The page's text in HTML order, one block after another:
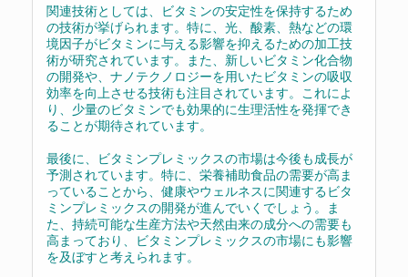
関連技術としては、ビタミンの安定性を保持するため
の技術が挙げられます。特に、光、酸素、熱などの環
境因子がビタミンに与える影響を抑えるための加工技
術が研究されています。また、新しいビタミン化合物
の開発や、ナノテクノロジーを用いたビタミンの吸収
効率を向上させる技術も注目されています。これによ
り、少量のビタミンでも効果的に生理活性を発揮でき
ることが期待されています。
最後に、ビタミンプレミックスの市場は今後も成長が
予測されています。特に、栄養補助食品の需要が高ま
っていることから、健康やウェルネスに関連するビタ
ミンプレミックスの開発が進んでいくでしょう。ま
た、持続可能な生産方法や天然由来の成分への需要も
高まっており、ビタミンプレミックスの市場にも影響
を及ぼすと考えられます。